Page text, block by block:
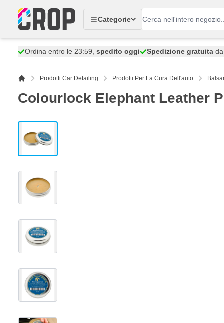
Categorie
Ordina entro le 23:59, spedito oggi Spedizione gratuita
Prodotti Car Detailing Prodotti Per La Cura Dell'auto
Colourlock Elephant Leather
View larger image
View larger image